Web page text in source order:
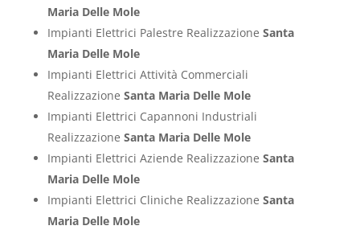
Maria Delle Mole
Impianti Elettrici Palestre Realizzazione Santa
Maria Delle Mole
Impianti Elettrici Attività Commerciali
Realizzazione Santa Maria Delle Mole
Impianti Elettrici Capannoni Industriali
Realizzazione Santa Maria Delle Mole
Impianti Elettrici Aziende Realizzazione Santa
Maria Delle Mole
Impianti Elettrici Cliniche Realizzazione Santa
Maria Delle Mole